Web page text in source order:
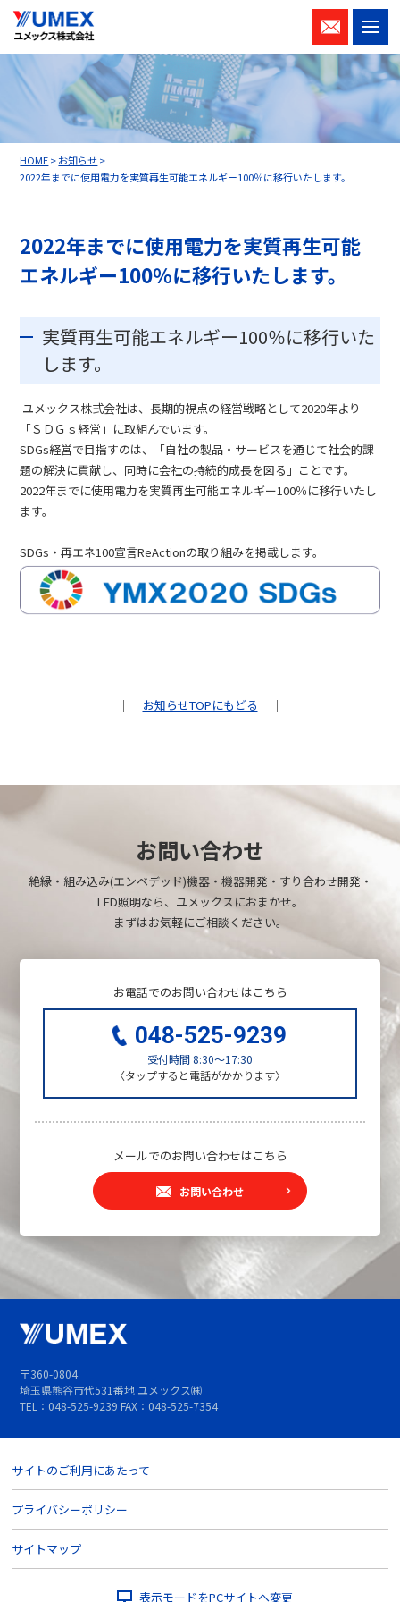
お問い
合わせ
HOME>お知らせ>
2022年までに使用電力を実質再生可能エネルギー100％に移行いたします。
2022年までに使用電力を実質再生可能
エネルギー100％に移行いたします。
実質再生可能エネルギー100％に移行いた
します。
ユメックス株式会社は、長期的視点の経営戦略として2020年より
「ＳＤＧｓ経営」に取組んでいます。
SDGs経営で目指すのは、「自社の製品・サービスを通じて社会的課
題の解決に貢献し、同時に会社の持続的成長を図る」ことです。
2022年までに使用電力を実質再生可能エネルギー100％に移行いたし
ます。
SDGs・再エネ100宣言ReActionの取り組みを掲載します。
｜ お知らせTOPにもどる ｜
お問い合わせ
絶縁・組み込み(エンベデッド)機器・機器開発・すり合わせ開発・
LED照明なら、ユメックスにおまかせ。
まずはお気軽にご相談ください。
お電話でのお問い合わせはこちら
048-525-9239
受付時間 8:30～17:30
〈タップすると電話がかかります〉
メールでのお問い合わせはこちら
お問い合わせ
〒360-0804
埼玉県熊谷市代531番地 ユメックス㈱
TEL：048-525-9239 FAX：048-525-7354
サイトのご利用にあたって
プライバシーポリシー
サイトマップ
表示モードをPCサイトへ変更